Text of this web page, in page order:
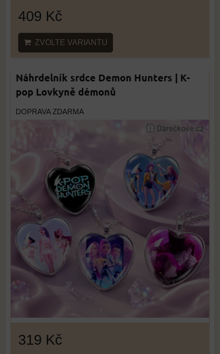
409 Kč
ZVOLTE VARIANTU
Náhrdelník srdce Demon Hunters | K-
pop Lovkyně démonů
DOPRAVA ZDARMA
319 Kč